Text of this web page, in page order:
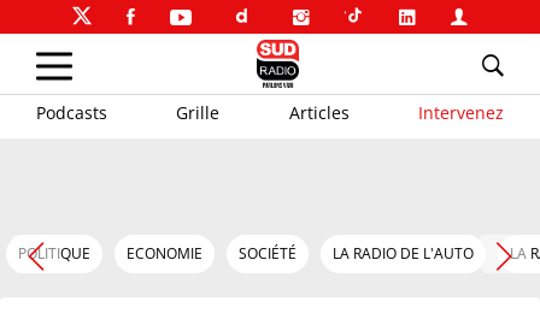
Podcasts Grille Articles Intervenez
POLITIQUE ECONOMIE SOCIÉTÉ LA RADIO DE L'AUTO LA